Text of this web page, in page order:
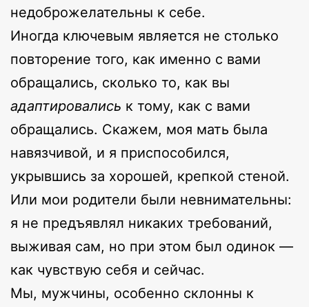
недоброжелательны к себе.
Иногда ключевым является не столько
повторение того, как именно с вами
обращались, сколько то, как вы
адаптировались к тому, как с вами
обращались. Скажем, моя мать была
навязчивой, и я приспособился,
укрывшись за хорошей, крепкой стеной.
Или мои родители были невнимательны:
я не предъявлял никаких требований,
выживая сам, но при этом был одинок —
как чувствую себя и сейчас.
Мы, мужчины, особенно склонны к